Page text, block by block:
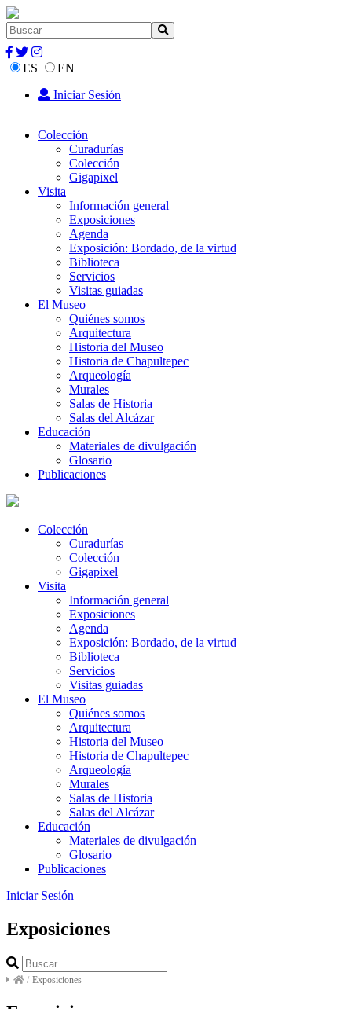
ES
EN
Iniciar Sesión
Colección
Curadurías
Colección
Gigapixel
Visita
Información general
Exposiciones
Agenda
Exposición: Bordado, de la virtud
Biblioteca
Servicios
Visitas guiadas
El Museo
Quiénes somos
Arquitectura
Historia del Museo
Historia de Chapultepec
Arqueología
Murales
Salas de Historia
Salas del Alcázar
Educación
Materiales de divulgación
Glosario
Publicaciones
Colección
Curadurías
Colección
Gigapixel
Visita
Información general
Exposiciones
Agenda
Exposición: Bordado, de la virtud
Biblioteca
Servicios
Visitas guiadas
El Museo
Quiénes somos
Arquitectura
Historia del Museo
Historia de Chapultepec
Arqueología
Murales
Salas de Historia
Salas del Alcázar
Educación
Materiales de divulgación
Glosario
Publicaciones
Iniciar Sesión
Exposiciones
/ Exposiciones